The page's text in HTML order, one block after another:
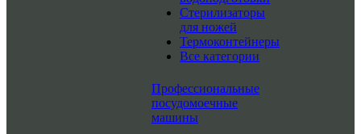
Стерилизаторы
для ножей
Термоконтейнеры
Все категории
Профессиональные
посудомоечные
машины